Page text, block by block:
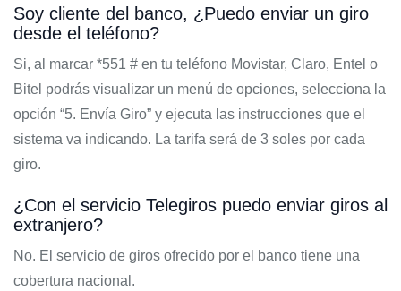
Soy cliente del banco, ¿Puedo enviar un giro
desde el teléfono?
Si, al marcar *551 # en tu teléfono Movistar, Claro, Entel o
Bitel podrás visualizar un menú de opciones, selecciona la
opción “5. Envía Giro” y ejecuta las instrucciones que el
sistema va indicando. La tarifa será de 3 soles por cada
giro.
¿Con el servicio Telegiros puedo enviar giros al
extranjero?
No. El servicio de giros ofrecido por el banco tiene una
cobertura nacional.